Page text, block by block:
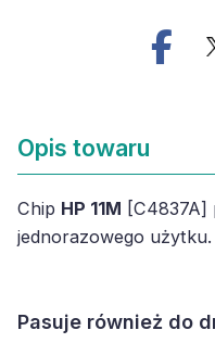
Opis towaru
Chip HP 11M [C4837A]
jednorazowego użytku.
Pasuje również do